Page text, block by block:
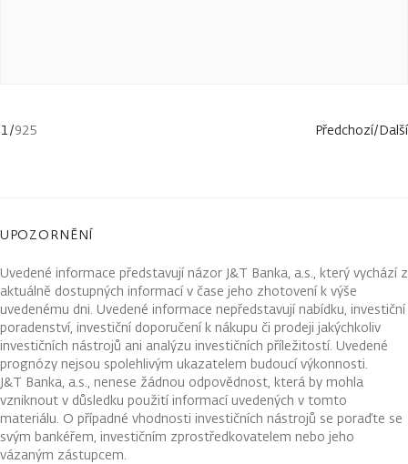
1/925 Předchozí/Další
UPOZORNĚNÍ
Uvedené informace představují názor J&T Banka, a.s., který vychází z
aktuálně dostupných informací v čase jeho zhotovení k výše
uvedenému dni. Uvedené informace nepředstavují nabídku, investiční
poradenství, investiční doporučení k nákupu či prodeji jakýchkoliv
investičních nástrojů ani analýzu investičních příležitostí. Uvedené
prognózy nejsou spolehlivým ukazatelem budoucí výkonnosti.
J&T Banka, a.s., nenese žádnou odpovědnost, která by mohla
vzniknout v důsledku použití informací uvedených v tomto
materiálu. O případné vhodnosti investičních nástrojů se poraďte se
svým bankéřem, investičním zprostředkovatelem nebo jeho
vázaným zástupcem.